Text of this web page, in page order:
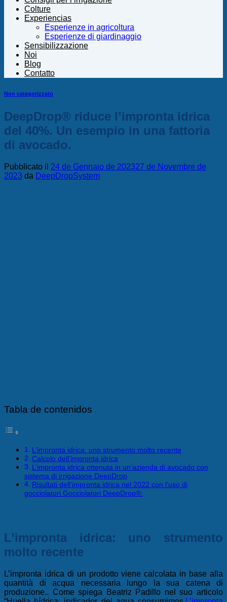
Colture
Experiencias
Esperienze in agricoltura
Esperienze di giardinaggio
Sensibilizzazione
Noi
Blog
Contatto
Non categorizzato
DeepDrop® riduce l’impronta idrica
del 40%. Un esempio in una fattoria
di avocado.
Pubblicato il 24 de Gennaio de 202327 de Novembre de
2023 da DeepDropSystem
Tabla de contenidos
L’impronta idrica: uno strumento molto recente
Calcolo dell’impronta idrica
L’impronta idrica ottenuta in un’azienda di avocado con
sistema di irrigazione DeepDrop
Risultati dell’impronta idrica nel 2022 con l’uso di
gocciolatori Gocciolatori DeepDrop®:
L’impronta idrica: uno strumento
molto recente
L’impronta idrica di un prodotto viene calcolata in base alla
quantità di acqua necessaria lungo la sua catena di
produzione.. Come spiega Beatriz Padillo nel suo articolo